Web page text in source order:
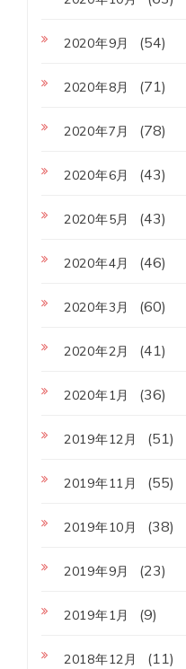
2020年9月 (54)
2020年8月 (71)
2020年7月 (78)
2020年6月 (43)
2020年5月 (43)
2020年4月 (46)
2020年3月 (60)
2020年2月 (41)
2020年1月 (36)
2019年12月 (51)
2019年11月 (55)
2019年10月 (38)
2019年9月 (23)
2019年1月 (9)
2018年12月 (11)